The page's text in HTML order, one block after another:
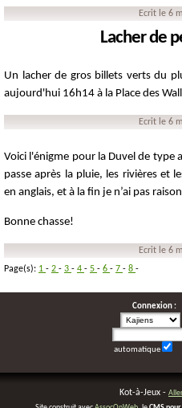
Connexion :
automatique
Ecrit le 6
Lacher de
Un lacher de gros billets verts du
aujourd'hui 16h14 à la Place des
Ecrit le 6
Voici l'énigme pour la Duvel de
passe après la pluie, les rivières et
en anglais, et à la fin je n’ai pas
Bonne chasse!
Ecrit le 6
Page(s): 1 - 2 - 3 - 4 - 5 - 6 - 7 - 8 -
Kot-à-Jeux -